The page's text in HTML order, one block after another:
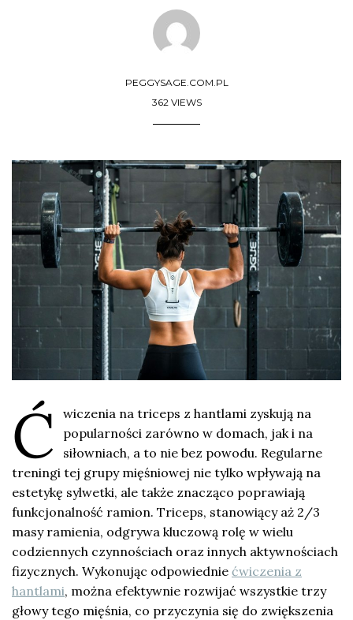
PEGGYSAGE.COM.PL
362 VIEWS
Ć
wiczenia na triceps z hantlami zyskują na
popularności zarówno w domach, jak i na
siłowniach, a to nie bez powodu. Regularne
treningi tej grupy mięśniowej nie tylko wpływają na
estetykę sylwetki, ale także znacząco poprawiają
funkcjonalność ramion. Triceps, stanowiący aż 2/3
masy ramienia, odgrywa kluczową rolę w wielu
codziennych czynnościach oraz innych aktywnościach
fizycznych. Wykonując odpowiednie ćwiczenia z
hantlami, można efektywnie rozwijać wszystkie trzy
głowy tego mięśnia, co przyczynia się do zwiększenia